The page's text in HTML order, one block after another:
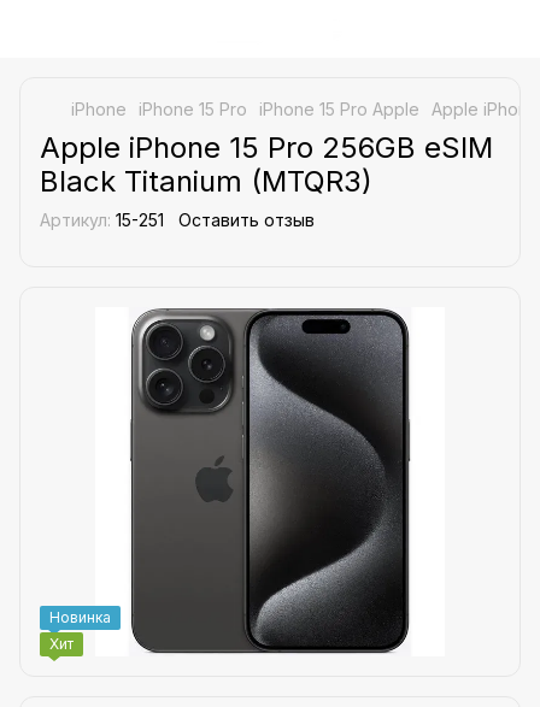
iPhone iPhone 15 Pro iPhone 15 Pro Apple Apple
Apple iPhone 15 Pro 256GB eSIM
Black Titanium (MTQR3)
Артикул: 15-251 Оставить отзыв
Новинка
Хит